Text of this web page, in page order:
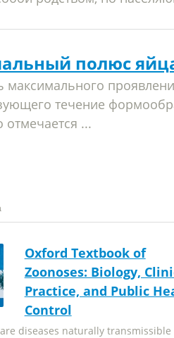
полюс
максимального
течение
...
Oxford Textbook of
Zoonoses: Biology,
Practice, and Public
Control
diseases naturally transmissible